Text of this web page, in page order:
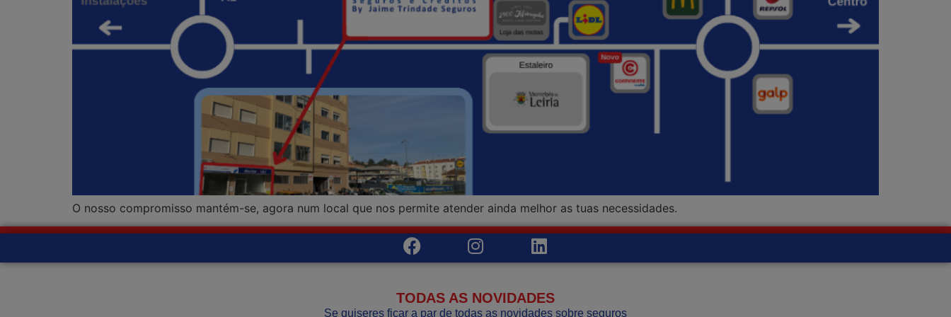
O nosso compromisso mantém-se, agora num local que nos permite atender ainda melhor as tuas necessidades.
TODAS AS NOVIDADES
Se quiseres ficar a par de todas as novidades sobre seguros